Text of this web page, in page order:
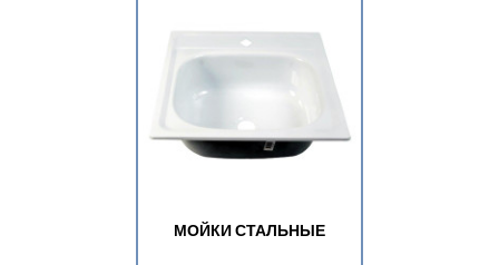
МОЙКИ СТАЛЬНЫЕ